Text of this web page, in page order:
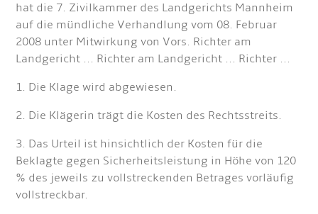
hat die 7. Zivilkammer des Landgerichts Mannheim
auf die mündliche Verhandlung vom 08. Februar
2008 unter Mitwirkung von Vors. Richter am
Landgericht ... Richter am Landgericht ... Richter ...
1. Die Klage wird abgewiesen.
2. Die Klägerin trägt die Kosten des Rechtsstreits.
3. Das Urteil ist hinsichtlich der Kosten für die
Beklagte gegen Sicherheitsleistung in Höhe von 120
% des jeweils zu vollstreckenden Betrages vorläufig
vollstreckbar.